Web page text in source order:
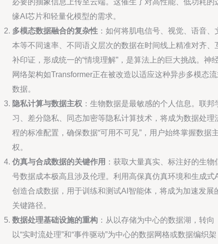
必要的抽象信息上传至云端。这催生了对高性能、低功耗的
缘AI芯片和轻量化模型的需求。
多模态数据融合的复杂性 ：如何将肌电信号、视觉、语音、
本等不同速率、不同语义层次的数据在时间线上精准对齐、
补印证，形成统一的“情境理解”，是算法上的巨大挑战。神
网络架构如Transformer正在被改造以适应这种异步多模态
数据。
隐私计算与数据主权 ：生物数据是最敏感的个人信息。联邦
习、差分隐私、同态加密等隐私计算技术，将成为数据处理
程的标准配置，确保数据“可用不可见”，用户始终掌握数据
权。
仿真与合成数据的关键作用 ：获取大量真实、标注好的生物
号数据成本极高且涉及伦理。利用高保真仿真环境和生成式
创造合成数据，用于训练和测试AI智能体，将成为加速发展
关键路径。
数据处理基础设施的重构 ：从以存储为中心的数据湖，转向
以“实时流处理”和“事件驱动”为中心的数据网格或数据编织架